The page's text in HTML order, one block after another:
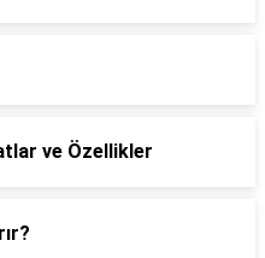
ve Özellikler